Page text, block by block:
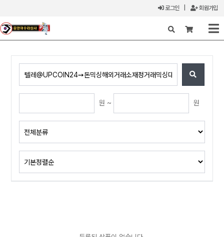
로그인 회원가입
X
원 ~ 원